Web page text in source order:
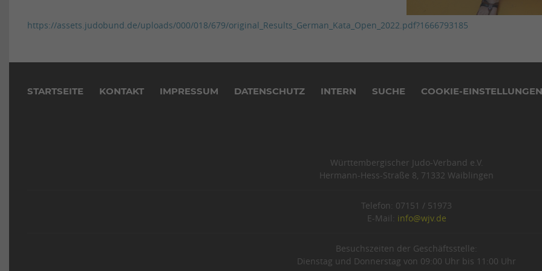
https://assets.judobund.de/uploads/000/018/679/original_Results_German_Kata_Open_2022.pdf?1666793185
STARTSEITE KONTAKT IMPRESSUM DATENSCHUTZ INTERN SUCHE COOKIE-EINSTELLUNGEN
Württembergischer Judo-Verband e.V.
Hermann-Hess-Straße 8, 71332 Waiblingen
Telefon: 07151 / 51973
E-Mail: info@wjv.de
Besuchszeiten der Geschäftsstelle:
Dienstag und Donnerstag von 09:00 Uhr bis 11:00 Uhr